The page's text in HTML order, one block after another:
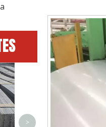
Galvanizado /
ferro / aço
suave / tarugos de
forjado em barra
quadrada
>